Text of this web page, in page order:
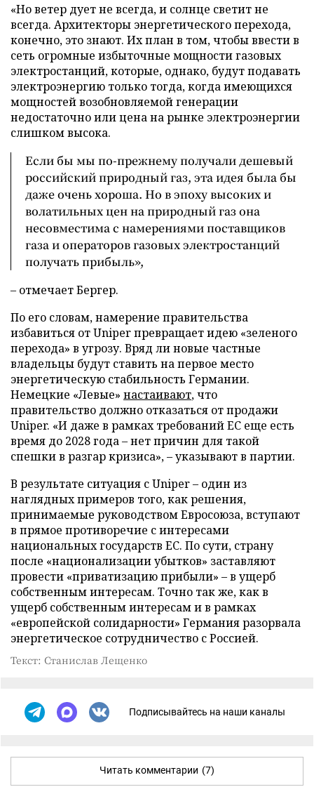
«Но ветер дует не всегда, и солнце светит не
всегда. Архитекторы энергетического перехода,
конечно, это знают. Их план в том, чтобы ввести в
сеть огромные избыточные мощности газовых
электростанций, которые, однако, будут подавать
электроэнергию только тогда, когда имеющихся
мощностей возобновляемой генерации
недостаточно или цена на рынке электроэнергии
слишком высока.
Если бы мы по-прежнему получали дешевый
российский природный газ, эта идея была бы
даже очень хороша. Но в эпоху высоких и
волатильных цен на природный газ она
несовместима с намерениями поставщиков
газа и операторов газовых электростанций
получать прибыль»,
– отмечает Бергер.
По его словам, намерение правительства
избавиться от Uniper превращает идею «зеленого
перехода» в угрозу. Вряд ли новые частные
владельцы будут ставить на первое место
энергетическую стабильность Германии.
Немецкие «Левые» настаивают, что
правительство должно отказаться от продажи
Uniper. «И даже в рамках требований ЕС еще есть
время до 2028 года – нет причин для такой
спешки в разгар кризиса», – указывают в партии.
В результате ситуация с Uniper – один из
наглядных примеров того, как решения,
принимаемые руководством Евросоюза, вступают
в прямое противоречие с интересами
национальных государств ЕС. По сути, страну
после «национализации убытков» заставляют
провести «приватизацию прибыли» – в ущерб
собственным интересам. Точно так же, как в
ущерб собственным интересам и в рамках
«европейской солидарности» Германия разорвала
энергетическое сотрудничество с Россией.
Текст: Станислав Лещенко
Подписывайтесь на наши каналы
Читать комментарии (7)